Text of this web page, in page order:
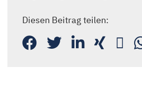
Diesen Beitrag teilen: